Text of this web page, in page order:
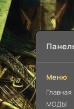
Меню
Главная
МОДЫ